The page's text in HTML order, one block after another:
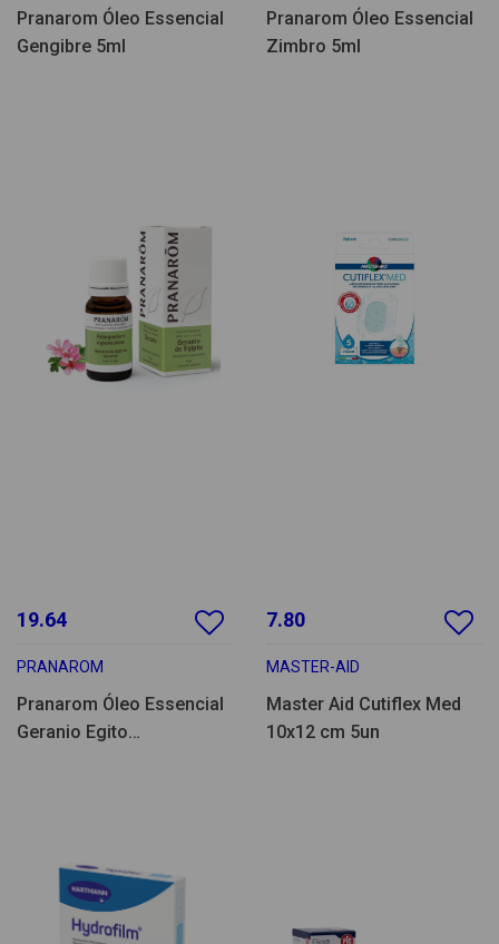
Pranarom Óleo Essencial
Gengibre 5ml
Pranarom Óleo Essencial
Zimbro 5ml
19.64
PRANAROM
Pranarom Óleo Essencial
Geranio Egito
7.80
MASTER-AID
Master Aid Cutiflex Med
10x12 cm 5un